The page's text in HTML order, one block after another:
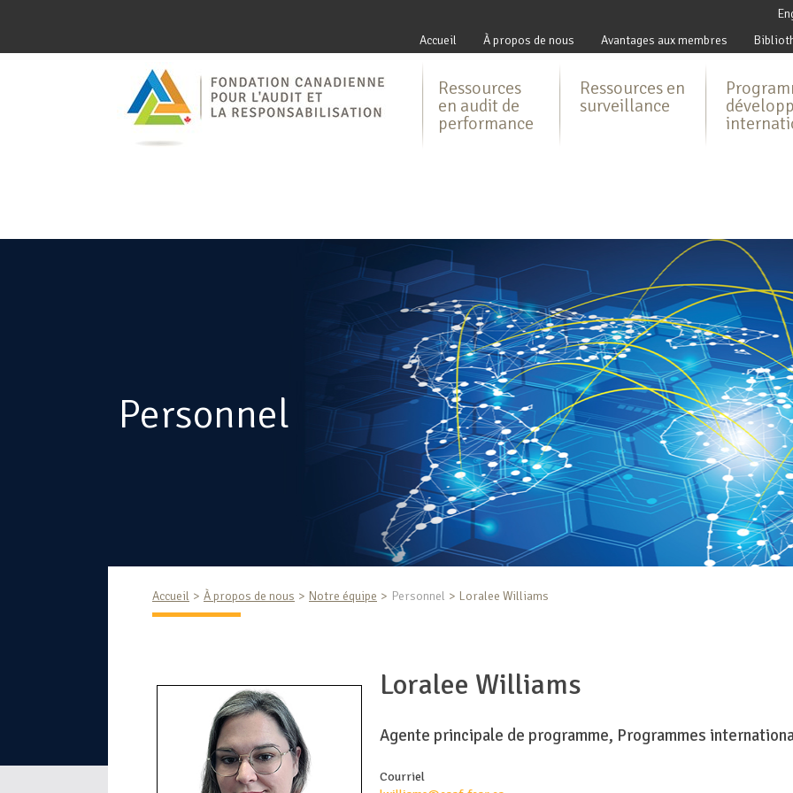
Accueil
À propos de nous Avantages aux membres
Ressources
en audit de
performance
Ressources en
surveillance
Personnel
Accueil À propos de nous Notre équipe Personnel Loralee Williams
Loralee Williams
Agente principale de programme, Programmes
Courriel